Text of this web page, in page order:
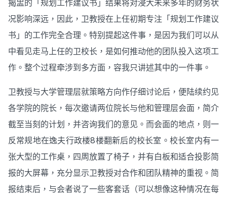
揭盅的「规划工作建议书」结果将对浸大未来多年的财务状
况影响深远，因此，卫教授在上任初期专注「规划工作建议
书」的工作完全合理。特别提起这件事，是因为我们可以从
中看见走马上任的卫校长，是如何推动他的团队投入这项工
作。整个过程牵涉到多方面，容我只讲述其中的一件事。
卫教授与大学管理层就策略方向作仔细讨论后，便陆续约见
各学院的院长，每次邀请两位院长与他和管理层会面，简介
截至当刻的计划，并咨询我们的意见。而会面的地点，则一
反常规地在逸夫行政楼8楼翻新后的校长室。校长室内有一
张大型的工作桌，四周放置了椅子，并有白板和适合投影简
报的大屏幕，充分显示卫教授对合作和团队精神的重视。简
报结束后，与会者说了一些客套话（可以想像这种情况在每